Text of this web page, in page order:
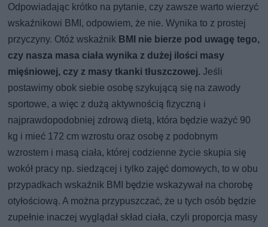
Odpowiadając krótko na pytanie, czy zawsze warto wierzyć
wskaźnikowi BMI, odpowiem, że nie. Wynika to z prostej
przyczyny. Otóż wskaźnik BMI nie bierze pod uwagę tego,
czy nasza masa ciała wynika z dużej ilości masy
mięśniowej, czy z masy tkanki tłuszczowej. Jeśli
postawimy obok siebie osobę szykującą się na zawody
sportowe, a więc z dużą aktywnością fizyczną i
najprawdopodobniej zdrową dietą, która będzie ważyć 90
kg i mieć 172 cm wzrostu oraz osobę z podobnym
wzrostem i masą ciała, której codzienne życie skupia się
wokół pracy np. siedzącej i tylko zajęć domowych, to w obu
przypadkach wskaźnik BMI będzie wskazywał na chorobę
otyłościową. A można przypuszczać, że u tych osób będzie
zupełnie inaczej wyglądał skład ciała, czyli proporcja masy